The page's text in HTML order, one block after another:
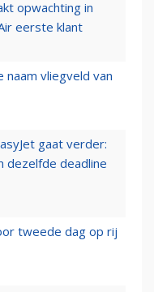
opwachting in
eerste klant
vliegveld van
gaat verder:
dezelfde deadline
tweede dag op rij